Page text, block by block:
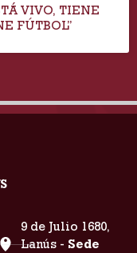
VIVO, TIENE
FÚTBOL”
9 de Julio 1680,
Lanús - Sede